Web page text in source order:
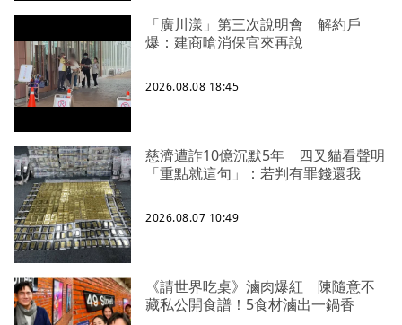
「廣川漾」第三次說明會 解約戶
爆：建商嗆消保官來再說
2026.08.08 18:45
慈濟遭詐10億沉默5年 四叉貓看聲明
「重點就這句」：若判有罪錢還我
2026.08.07 10:49
《請世界吃桌》滷肉爆紅 陳隨意不
藏私公開食譜！5食材滷出一鍋香